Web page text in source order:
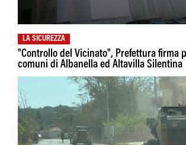
LA SICUREZZA
"Controllo del Vicinato", Prefettura firma
comuni di Albanella ed Altavilla Silentina